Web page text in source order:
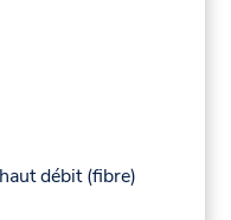
débit (fibre)